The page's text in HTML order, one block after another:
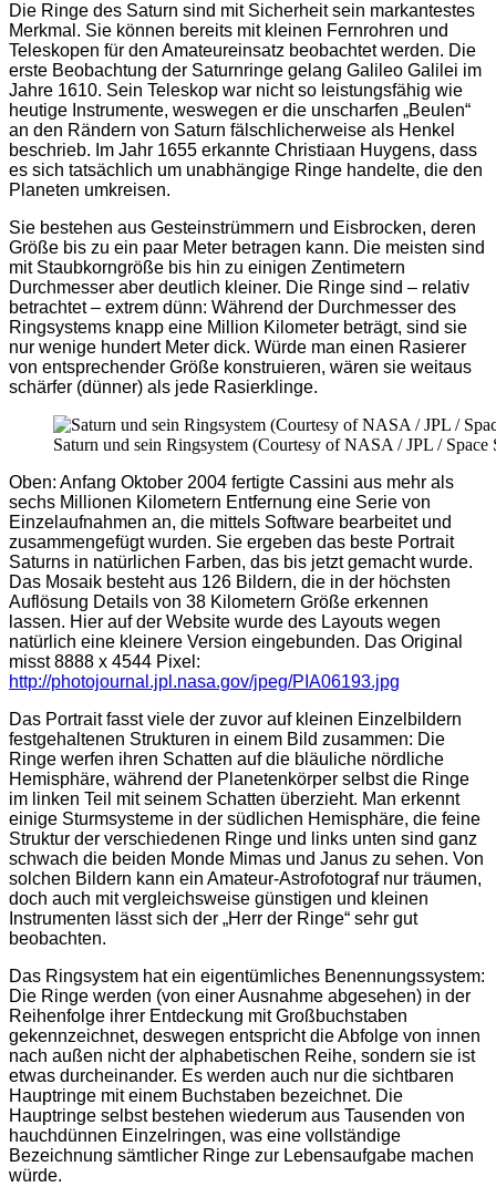
Die Ringe des Saturn sind mit Sicherheit sein markantestes
Merkmal. Sie können bereits mit kleinen Fernrohren und
Teleskopen für den Amateureinsatz beobachtet werden. Die
erste Beobachtung der Saturnringe gelang Galileo Galilei im
Jahre 1610. Sein Teleskop war nicht so leistungsfähig wie
heutige Instrumente, weswegen er die unscharfen „Beulen“
an den Rändern von Saturn fälschlicherweise als Henkel
beschrieb. Im Jahr 1655 erkannte Christiaan Huygens, dass
es sich tatsächlich um unabhängige Ringe handelte, die den
Planeten umkreisen.
Sie bestehen aus Gesteinstrümmern und Eisbrocken, deren
Größe bis zu ein paar Meter betragen kann. Die meisten sind
mit Staubkorngröße bis hin zu einigen Zentimetern
Durchmesser aber deutlich kleiner. Die Ringe sind – relativ
betrachtet – extrem dünn: Während der Durchmesser des
Ringsystems knapp eine Million Kilometer beträgt, sind sie
nur wenige hundert Meter dick. Würde man einen Rasierer
von entsprechender Größe konstruieren, wären sie weitaus
schärfer (dünner) als jede Rasierklinge.
Saturn und sein Ringsystem (Courtesy of NASA / JPL / Space
Oben: Anfang Oktober 2004 fertigte Cassini aus mehr als
sechs Millionen Kilometern Entfernung eine Serie von
Einzelaufnahmen an, die mittels Software bearbeitet und
zusammengefügt wurden. Sie ergeben das beste Portrait
Saturns in natürlichen Farben, das bis jetzt gemacht wurde.
Das Mosaik besteht aus 126 Bildern, die in der höchsten
Auflösung Details von 38 Kilometern Größe erkennen
lassen. Hier auf der Website wurde des Layouts wegen
natürlich eine kleinere Version eingebunden. Das Original
misst 8888 x 4544 Pixel:
http://photojournal.jpl.nasa.gov/jpeg/PIA06193.jpg
Das Portrait fasst viele der zuvor auf kleinen Einzelbildern
festgehaltenen Strukturen in einem Bild zusammen: Die
Ringe werfen ihren Schatten auf die bläuliche nördliche
Hemisphäre, während der Planetenkörper selbst die Ringe
im linken Teil mit seinem Schatten überzieht. Man erkennt
einige Sturmsysteme in der südlichen Hemisphäre, die feine
Struktur der verschiedenen Ringe und links unten sind ganz
schwach die beiden Monde Mimas und Janus zu sehen. Von
solchen Bildern kann ein Amateur-Astrofotograf nur träumen,
doch auch mit vergleichsweise günstigen und kleinen
Instrumenten lässt sich der „Herr der Ringe“ sehr gut
beobachten.
Das Ringsystem hat ein eigentümliches Benennungssystem:
Die Ringe werden (von einer Ausnahme abgesehen) in der
Reihenfolge ihrer Entdeckung mit Großbuchstaben
gekennzeichnet, deswegen entspricht die Abfolge von innen
nach außen nicht der alphabetischen Reihe, sondern sie ist
etwas durcheinander. Es werden auch nur die sichtbaren
Hauptringe mit einem Buchstaben bezeichnet. Die
Hauptringe selbst bestehen wiederum aus Tausenden von
hauchdünnen Einzelringen, was eine vollständige
Bezeichnung sämtlicher Ringe zur Lebensaufgabe machen
würde.